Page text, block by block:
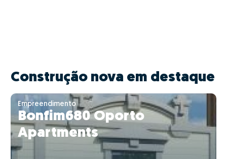
Construção nova em destaque
Empreendimento
Bonfim680 Oporto
Apartments